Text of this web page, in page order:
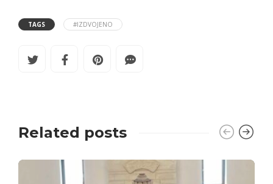
TAGS #IZDVOJENO
Related posts